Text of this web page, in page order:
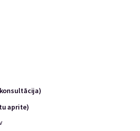
aprite)